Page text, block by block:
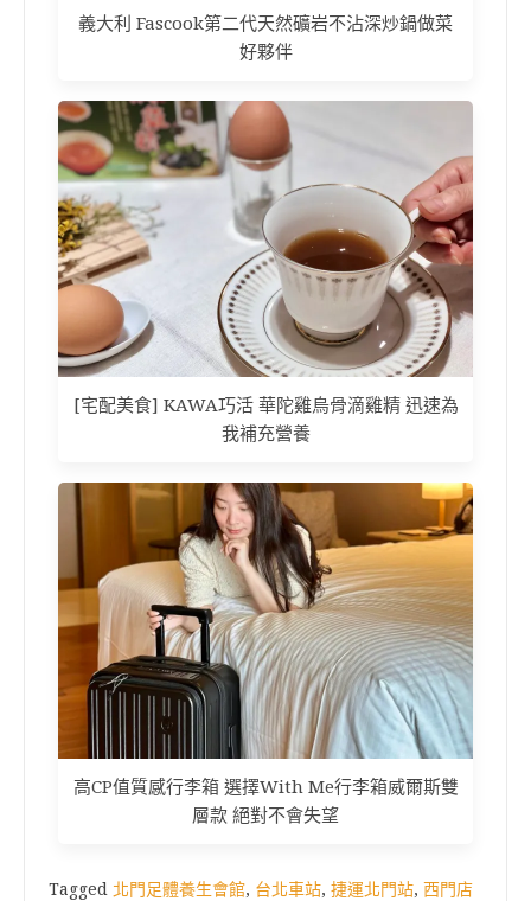
義大利 Fascook第二代天然礦岩不沾深炒鍋做菜
好夥伴
[宅配美食] KAWA巧活 華陀雞烏骨滴雞精 迅速為
我補充營養
高CP值質感行李箱 選擇With Me行李箱威爾斯雙
層款 絕對不會失望
Tagged 北門足體養生會館, 台北車站, 捷運北門站, 西門店